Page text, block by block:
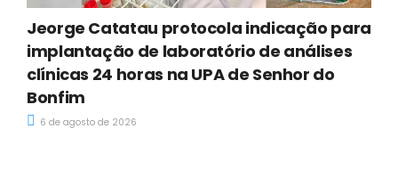
Jeorge Catatau protocola indicação para
implantação de laboratório de análises
clínicas 24 horas na UPA de Senhor do
Bonfim
6 de agosto de 2026